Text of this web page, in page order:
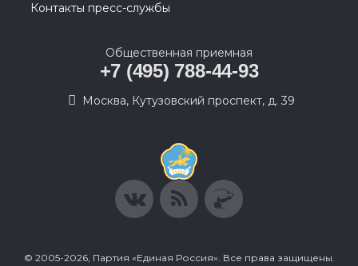
Контакты пресс-службы
Общественная приемная
+7 (495) 788-44-93
Москва, Кутузовский проспект, д. 39
© 2005-2026, Партия «Единая Россия». Все права защищены.